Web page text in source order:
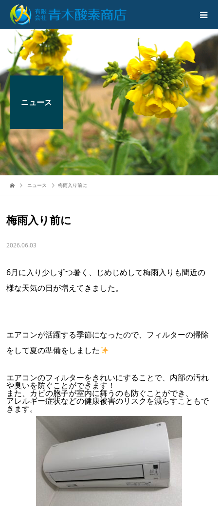
ニュース
ニュース 梅雨入り前に
梅雨入り前に
2026.06.03
6月に入り少しずつ暑く、じめじめして梅雨入りも間近の
様な天気の日が増えてきました。
エアコンが活躍する季節になったので、フィルターの掃除
をして夏の準備をしました
エアコンのフィルターをきれいにすることで、内部の汚れ
や臭いを防ぐことができます！
また、カビの胞子が室内に舞うのも防ぐことができ、
アレルギー症状などの健康被害のリスクを減らすこともで
きます。